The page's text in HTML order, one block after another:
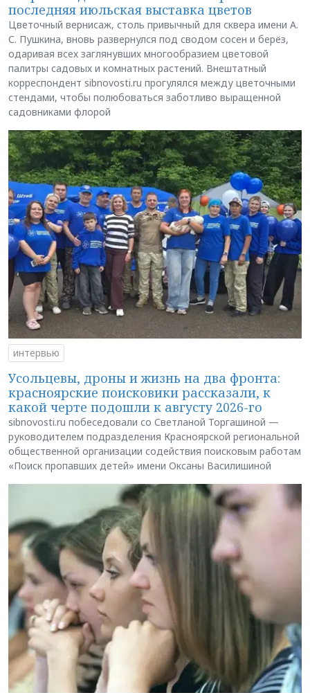
последняя июльская выставка цветов
Цветочный вернисаж, столь привычный для сквера имени А.
С. Пушкина, вновь развернулся под сводом сосен и берёз,
одаривая всех заглянувших многообразием цветовой
палитры садовых и комнатных растений. Внештатный
корреспондент sibnovosti.ru прогулялся между цветочными
стендами, чтобы полюбоваться заботливо выращенной
садовниками флорой
интервью
Усольцевы, дроны и жизнь на два фронта:
красноярские поисковики рассказали, к
какой черте подошли к августу 2026-го
sibnovosti.ru побеседовали со Светланой Торгашиной —
руководителем подразделения Красноярской региональной
общественной организации содействия поисковым работам
«Поиск пропавших детей» имени Оксаны Василишиной